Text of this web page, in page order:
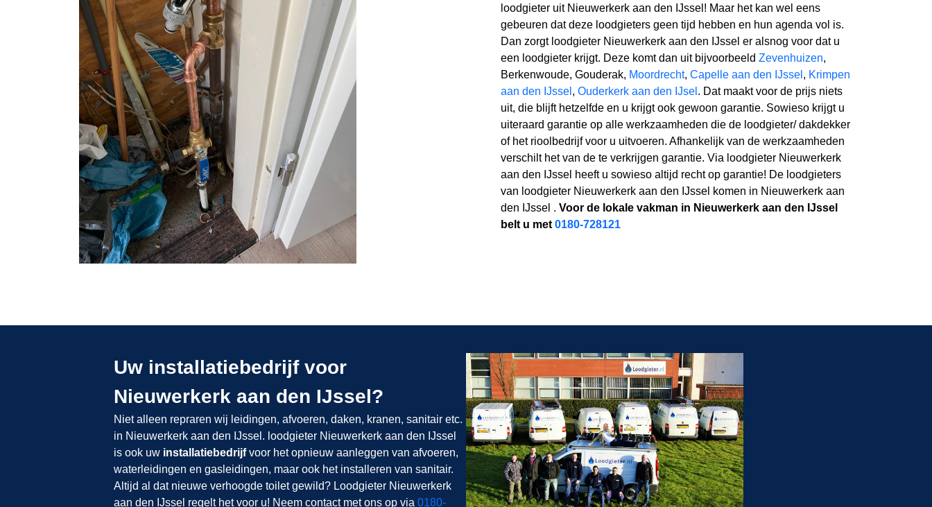
loodgieter uit Nieuwerkerk aan den IJssel! Maar het kan wel eens
gebeuren dat deze loodgieters geen tijd hebben en hun agenda vol is.
Dan zorgt loodgieter Nieuwerkerk aan den IJssel er alsnog voor dat u
een loodgieter krijgt. Deze komt dan uit bijvoorbeeld Zevenhuizen,
Berkenwoude, Gouderak, Moordrecht, Capelle aan den IJssel , Krimpen
aan den IJssel , Ouderkerk aan den IJsel . Dat maakt voor de prijs niets
uit, die blijft hetzelfde en u krijgt ook gewoon garantie. Sowieso krijgt u
uiteraard garantie op alle werkzaamheden die de loodgieter/ dakdekker
of het rioolbedrijf voor u uitvoeren. Afhankelijk van de werkzaamheden
verschilt het van de te verkrijgen garantie. Via loodgieter Nieuwerkerk
aan den IJssel heeft u sowieso altijd recht op garantie! De loodgieters
van loodgieter Nieuwerkerk aan den IJssel komen in Nieuwerkerk aan
den IJssel . Voor de lokale vakman in Nieuwerkerk aan den IJssel
belt u met 0180-728121
Uw installatiebedrijf voor
Nieuwerkerk aan den IJssel?
Niet alleen repraren wij leidingen, afvoeren, daken, kranen, sanitair etc.
in Nieuwerkerk aan den IJssel. loodgieter Nieuwerkerk aan den IJssel
is ook uw installatiebedrijfvoor het opnieuw aanleggen van afvoeren,
waterleidingen en gasleidingen, maar ook het installeren van sanitair.
Altijd al dat nieuwe verhoogde toilet gewild? Loodgieter Nieuwerkerk
aan den IJssel regelt het voor u! Neem contact met ons op via 0180-